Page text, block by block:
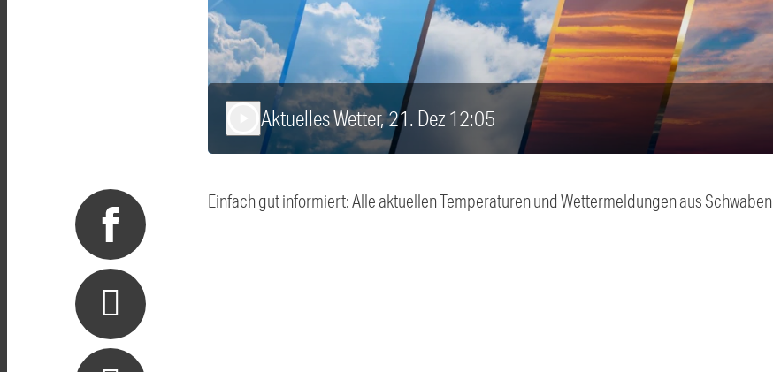
Aktuelles Wetter, 21. Dez 12:05
Einfach gut informiert: Alle aktuellen Temperaturen und Wettermeldungen aus Schwaben.